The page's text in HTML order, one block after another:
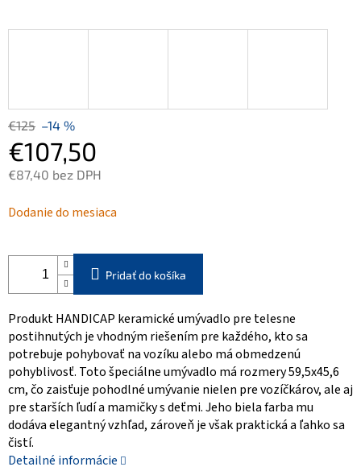
€125 –14 %
€107,50
€87,40 bez DPH
cena:
Dodanie do mesiaca
Pridať do košíka
Produkt HANDICAP keramické umývadlo pre telesne
postihnutých je vhodným riešením pre každého, kto sa
potrebuje pohybovať na vozíku alebo má obmedzenú
pohyblivosť. Toto špeciálne umývadlo má rozmery 59,5x45,6
cm, čo zaisťuje pohodlné umývanie nielen pre vozíčkárov, ale aj
pre starších ľudí a mamičky s deťmi. Jeho biela farba mu
dodáva elegantný vzhľad, zároveň je však praktická a ľahko sa
čistí.
Detailné informácie